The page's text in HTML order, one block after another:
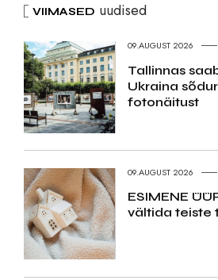
VIIMASED uudised
09.AUGUST 2026
Tallinnas
Ukraina
fotonäitust
09.AUGUST 2026
ESIMENE
vältida teiste